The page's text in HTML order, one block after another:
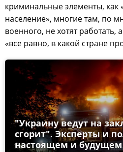
криминальные элементы, как
население», многие там, по
военного, не хотят работать,
«все равно, в какой стране
"Украину ведут на
сгорит". Эксперты и
настоящем и будущем